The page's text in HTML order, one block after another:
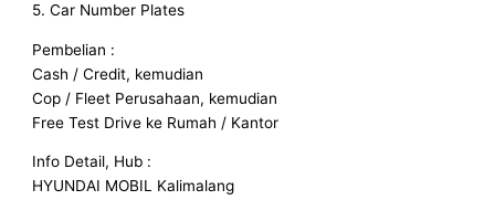
5. Car Number Plates
Pembelian :
Cash / Credit, kemudian
Cop / Fleet Perusahaan, kemudian
Free Test Drive ke Rumah / Kantor
Info Detail, Hub :
HYUNDAI MOBIL Kalimalang